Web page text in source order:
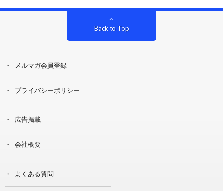
Back to Top
メルマガ会員登録
プライバシーポリシー
広告掲載
会社概要
よくある質問